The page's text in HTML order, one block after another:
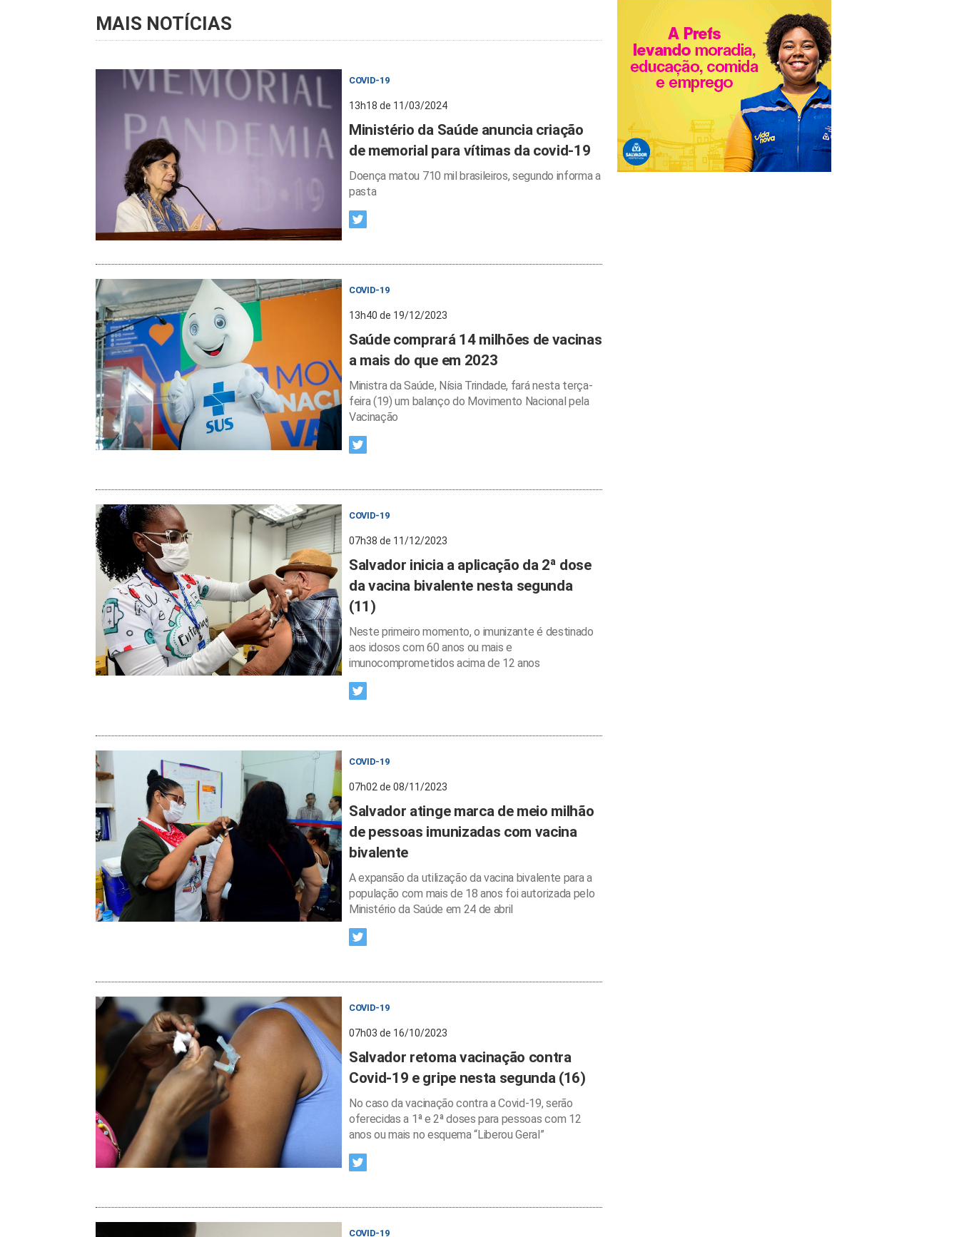
MAIS NOTÍCIAS
COVID-19
13h18 de 11/03/2024
Ministério da Saúde anuncia criação
de memorial para vítimas da covid-19
Doença matou 710 mil brasileiros, segundo informa a
pasta
COVID-19
13h40 de 19/12/2023
Saúde comprará 14 milhões de vacinas
a mais do que em 2023
Ministra da Saúde, Nísia Trindade, fará nesta terça-
feira (19) um balanço do Movimento Nacional pela
Vacinação
COVID-19
07h38 de 11/12/2023
Salvador inicia a aplicação da 2ª dose
da vacina bivalente nesta segunda
(11)
Neste primeiro momento, o imunizante é destinado
aos idosos com 60 anos ou mais e
imunocomprometidos acima de 12 anos
COVID-19
07h02 de 08/11/2023
Salvador atinge marca de meio milhão
de pessoas imunizadas com vacina
bivalente
A expansão da utilização da vacina bivalente para a
população com mais de 18 anos foi autorizada pelo
Ministério da Saúde em 24 de abril
COVID-19
07h03 de 16/10/2023
Salvador retoma vacinação contra
Covid-19 e gripe nesta segunda (16)
No caso da vacinação contra a Covid-19, serão
oferecidas a 1ª e 2ª doses para pessoas com 12
anos ou mais no esquema “Liberou Geral”
COVID-19